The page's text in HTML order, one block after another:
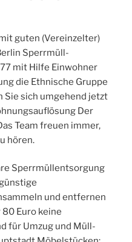
guten (Vereinzelter)
Sperrmüll-
mit Hilfe Einwohner
die Ethnische Gruppe
Sie sich umgehend jetzt
Der
Team freuen immer,
hören.
Sperrmüllentsorgung
und entfernen
Euro keine
für Umzug und Müll-